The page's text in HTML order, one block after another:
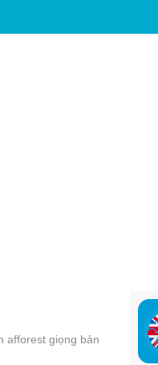
afforest giọng bản